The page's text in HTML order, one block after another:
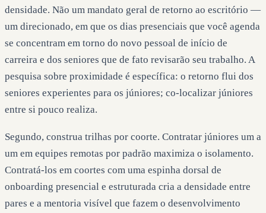
densidade. Não um mandato geral de retorno ao escritório —
um direcionado, em que os dias presenciais que você agenda
se concentram em torno do novo pessoal de início de
carreira e dos seniores que de fato revisarão seu trabalho. A
pesquisa sobre proximidade é específica: o retorno flui dos
seniores experientes para os júniores; co-localizar júniores
entre si pouco realiza.
Segundo, construa trilhas por coorte. Contratar júniores um a
um em equipes remotas por padrão maximiza o isolamento.
Contratá-los em coortes com uma espinha dorsal de
onboarding presencial e estruturada cria a densidade entre
pares e a mentoria visível que fazem o desenvolvimento